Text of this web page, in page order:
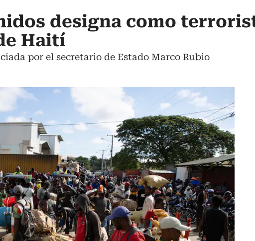
designa como
Haití
por el secretario de Estado Marco Rubio